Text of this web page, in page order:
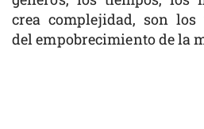
crea complejidad, son los
del empobrecimiento de la